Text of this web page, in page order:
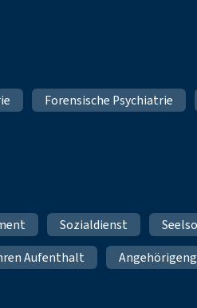
Forensische Psychiatrie
Sozialdienst
Aufenthalt